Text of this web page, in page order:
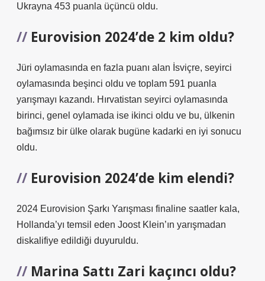
Ukrayna 453 puanla üçüncü oldu.
Eurovision 2024’de 2 kim oldu?
Jüri oylamasında en fazla puanı alan İsviçre, seyirci
oylamasında beşinci oldu ve toplam 591 puanla
yarışmayı kazandı. Hırvatistan seyirci oylamasında
birinci, genel oylamada ise ikinci oldu ve bu, ülkenin
bağımsız bir ülke olarak bugüne kadarki en iyi sonucu
oldu.
Eurovision 2024’de kim elendi?
2024 Eurovision Şarkı Yarışması finaline saatler kala,
Hollanda’yı temsil eden Joost Klein’ın yarışmadan
diskalifiye edildiği duyuruldu.
Marina Sattı Zari kaçıncı oldu?